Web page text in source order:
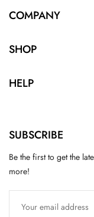
COMPANY
SHOP
HELP
SUBSCRIBE
Be the first to get the
more!